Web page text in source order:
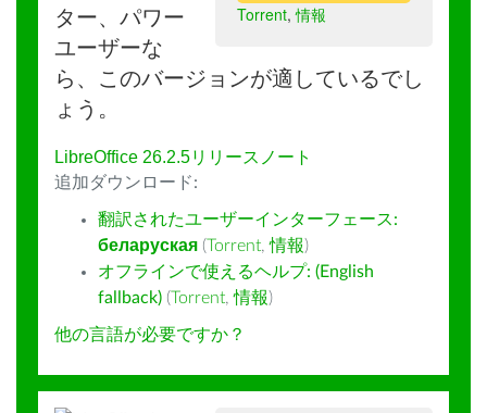
Torrent,情報
ター、パワー
ユーザーな
ら、このバージョンが適しているでし
ょう。
LibreOffice 26.2.5リリースノート
追加ダウンロード:
翻訳されたユーザーインターフェース:
беларуская (Torrent,情報)
オフラインで使えるヘルプ: (English
fallback) (Torrent,情報)
他の言語が必要ですか？